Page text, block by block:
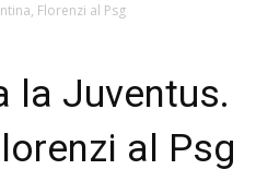
Florenzi al Psg
la Juventus.
al Psg